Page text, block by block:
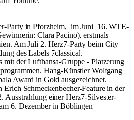
Party in Pforzheim, im Juni 16. WTE-
Clara Pacino), erstmals
Am Juli 2. Herz7-Party beim City
des Labels 7classical.
mit der Lufthansa-Gruppe - Platzerung
Hang-Künstler Wolfgang
Award in Gold ausgezeichnet.
Erich Schmeckenbecher-Feature in der
einer Herz7-Silvester-
6. Dezember in Böblingen